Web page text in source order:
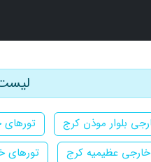
بلوار موذن کرج
عظیمیه کرج تورهای